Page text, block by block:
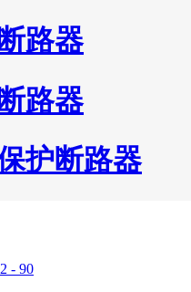
路器
路器
护断路器
- 90